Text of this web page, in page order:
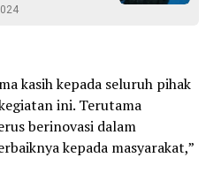
kasih kepada seluruh pihak
ini. Terutama
berinovasi dalam
kepada masyarakat,”